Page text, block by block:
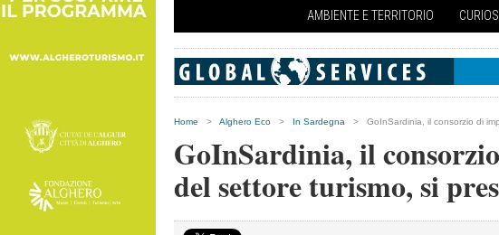
AMBIENTE E TERRITORIO
Home > Alghero Eco > In Sardegna > GoInSardinia, il consorzio di
GoInSardinia, il
del settore turismo, si